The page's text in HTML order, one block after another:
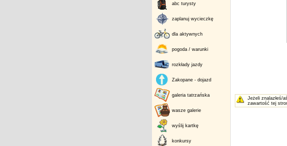
abc turysty
zaplanuj wycieczkę
dla aktywnych
pogoda / warunki
rozkłady jazdy
Zakopane - dojazd
galeria tatrzańska
wasze galerie
wyślij kartkę
konkursy
Jeżeli znalazłeś/
zawartość tej